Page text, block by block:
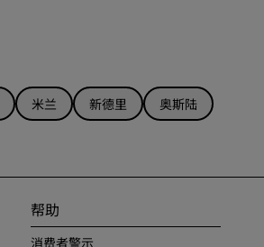
米兰 新德里
奥斯陆
帮助
消费者警示